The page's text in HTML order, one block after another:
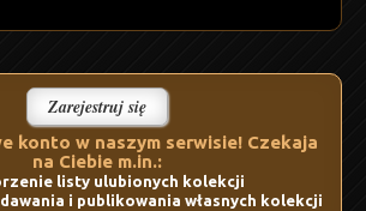
Zarejestruj się
konto w naszym serwisie! Czekaja
na Ciebie m.in.:
listy ulubionych kolekcji
i publikowania własnych kolekcji